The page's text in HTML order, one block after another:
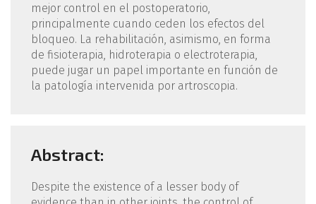
mejor control en el postoperatorio,
principalmente cuando ceden los efectos del
bloqueo. La rehabilitación, asimismo, en forma
de fisioterapia, hidroterapia o electroterapia,
puede jugar un papel importante en función de
la patología intervenida por artroscopia.
Abstract:
Despite the existence of a lesser body of